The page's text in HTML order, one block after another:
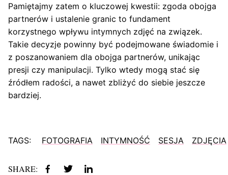
Pamiętajmy zatem o kluczowej kwestii: zgoda obojga
partnerów i ustalenie granic to fundament
korzystnego wpływu intymnych zdjęć na związek.
Takie decyzje powinny być podejmowane świadomie i
z poszanowaniem dla obojga partnerów, unikając
presji czy manipulacji. Tylko wtedy mogą stać się
źródłem radości, a nawet zbliżyć do siebie jeszcze
bardziej.
TAGS: FOTOGRAFIA INTYMNOŚĆ SESJA ZDJĘCIA
SHARE: